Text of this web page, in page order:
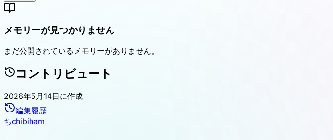
メモリーが見つかりません
まだ公開されているメモリーがありません。
コントリビュート
2026年5月14日に作成
編集履歴
ちchibiham